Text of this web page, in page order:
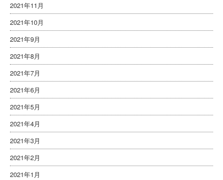
2021年11月
2021年10月
2021年9月
2021年8月
2021年7月
2021年6月
2021年5月
2021年4月
2021年3月
2021年2月
2021年1月